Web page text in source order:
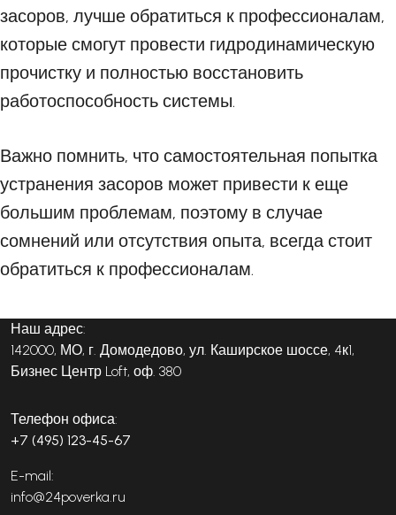
засоров, лучше обратиться к профессионалам,
которые смогут провести гидродинамическую
прочистку и полностью восстановить
работоспособность системы.
Важно помнить, что самостоятельная попытка
устранения засоров может привести к еще
большим проблемам, поэтому в случае
сомнений или отсутствия опыта, всегда стоит
обратиться к профессионалам.
Наш адрес:
142000, МО, г. Домодедово, ул. Каширское шоссе, 4к1,
Бизнес Центр Loft, оф. 380
Телефон офиса:
+7 (495) 123-45-67
E-mail:
info@24poverka.ru